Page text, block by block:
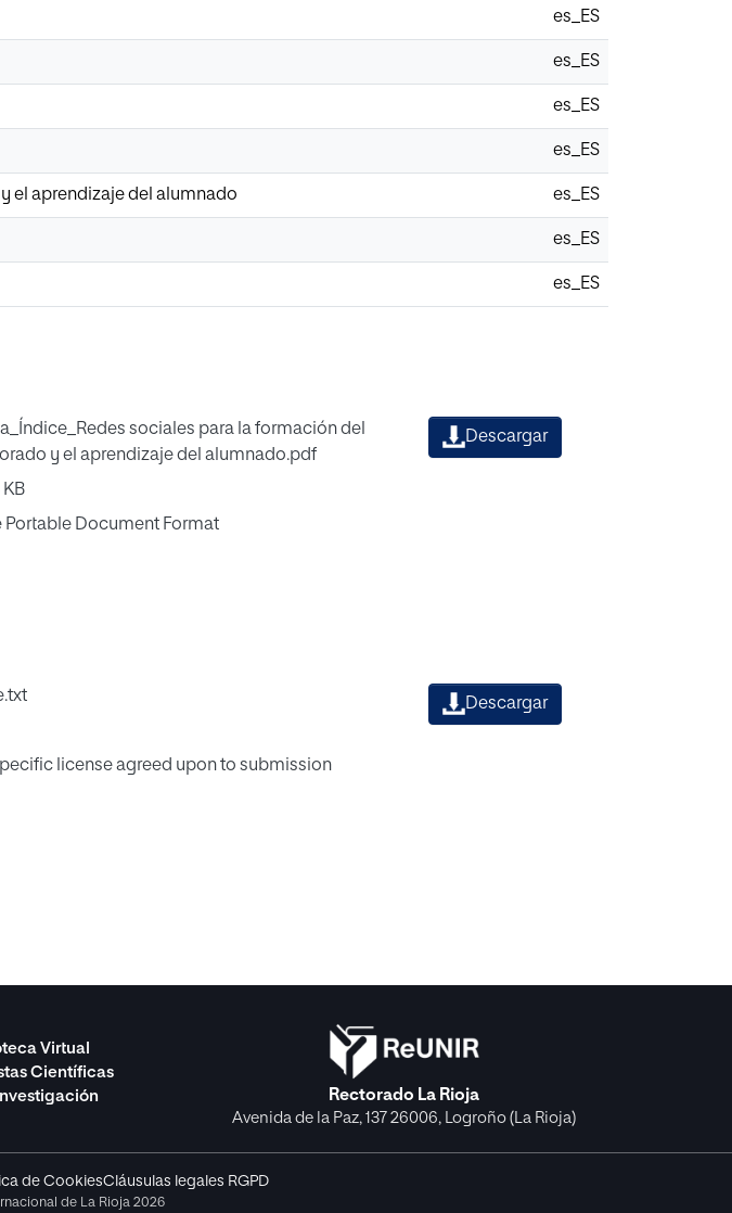
es_ES
es_ES
es_ES
es_ES
el aprendizaje del alumnado es_ES
es_ES
es_ES
sociales para la formación del
y el aprendizaje del alumnado.pdf
Portable Document Format
Descargar
license agreed upon to submission
Descargar
Virtual
Científicas
Rectorado La Rioja
Avenida de la Paz, 137 26006, Logroño (La Rioja)
de CookiesCláusulas legales RGPD
de La Rioja 2026